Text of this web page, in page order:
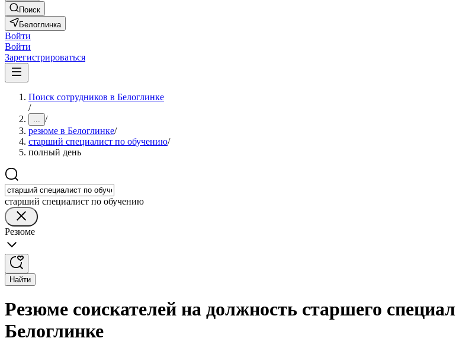
Поиск
Белоглинка
Войти
Войти
Зарегистрироваться
Поиск сотрудников в Белоглинке
/
... /
резюме в Белоглинке/
старший специалист по обучению/
полный день
старший специалист по обучению
Резюме
Найти
Резюме соискателей на должность старшего
Белоглинке